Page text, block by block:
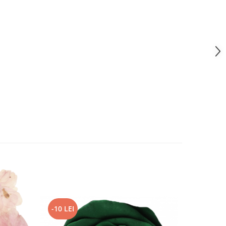
-10 LEI